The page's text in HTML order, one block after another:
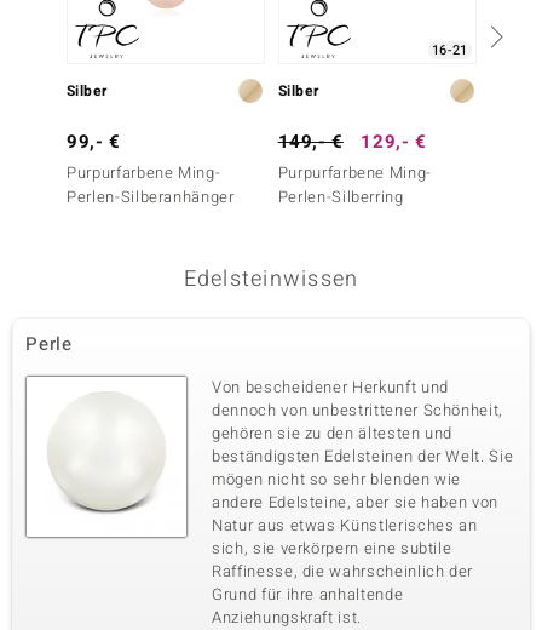
Silber
99,- €
Purpurfarbene Ming-
Perlen-Silberanhänger
16-21
Silber
149,- € 129,- €
Purpurfarbene Ming-
Perlen-Silberring
Edelsteinwissen
Perle
Von bescheidener Herkunft und
dennoch von unbestrittener Schönheit,
gehören sie zu den ältesten und
beständigsten Edelsteinen der Welt. Sie
mögen nicht so sehr blenden wie
andere Edelsteine, aber sie haben von
Natur aus etwas Künstlerisches an
sich, sie verkörpern eine subtile
Raffinesse, die wahrscheinlich der
Grund für ihre anhaltende
Anziehungskraft ist.